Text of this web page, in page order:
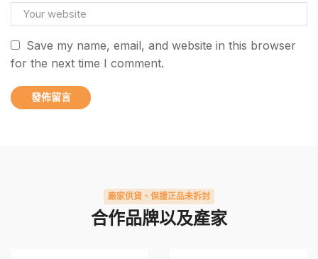
Save my name, email, and website in this browser
for the next time I comment.
廠家供貨、保證正品未拆封
合作品牌以及產家